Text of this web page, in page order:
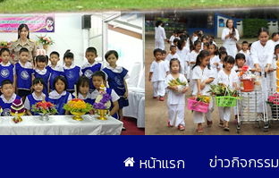
หน้าแรก ข่าวกิจกรรม